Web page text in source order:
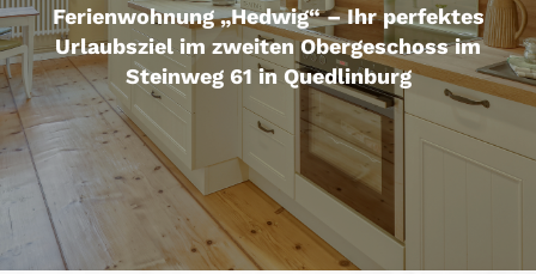
Ferienwohnung „Hedwig“ – Ihr perfektes
Urlaubsziel im zweiten Obergeschoss im
Steinweg 61 in Quedlinburg